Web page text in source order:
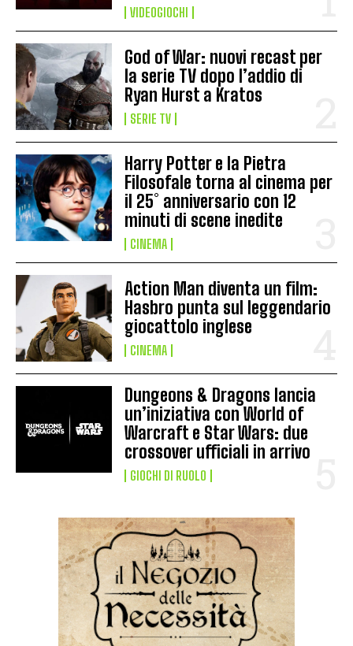
VIDEOGIOCHI
God of War: nuovi recast per
la serie TV dopo l’addio di
Ryan Hurst a Kratos
SERIE TV
Harry Potter e la Pietra
Filosofale torna al cinema per
il 25° anniversario con 12
minuti di scene inedite
CINEMA
Action Man diventa un film:
Hasbro punta sul leggendario
giocattolo inglese
CINEMA
Dungeons & Dragons lancia
un’iniziativa con World of
Warcraft e Star Wars: due
crossover ufficiali in arrivo
GIOCHI DI RUOLO